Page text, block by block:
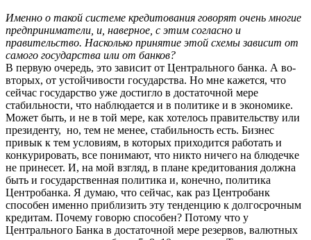
Именно о такой системе кредитования говорят очень многие
предприниматели, и, наверное, с этим согласно и
правительство. Насколько принятие этой схемы зависит от
самого государства или от банков?
В первую очередь, это зависит от Центрального банка. А во-
вторых, от устойчивости государства. Но мне кажется, что
сейчас государство уже достигло в достаточной мере
стабильности, что наблюдается и в политике и в экономике.
Может быть, и не в той мере, как хотелось правительству или
президенту, но, тем не менее, стабильность есть. Бизнес
привык к тем условиям, в которых приходится работать и
конкурировать, все понимают, что никто ничего на блюдечке
не принесет. И, на мой взгляд, в плане кредитования должна
быть и государственная политика и, конечно, политика
Центробанка. Я думаю, что сейчас, как раз Центробанк
способен именно приблизить эту тенденцию к долгосрочным
кредитам. Почему говорю способен? Потому что у
Центрального Банка в достаточной мере резервов, валютных